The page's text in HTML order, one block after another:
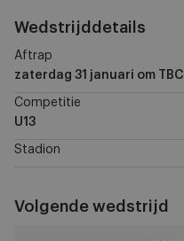
Wedstrijddetails
Aftrap
zaterdag 31 januari om TBC
Competitie
U13
Stadion
Volgende wedstrijd